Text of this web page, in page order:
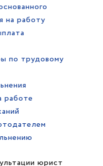
на работу
по трудовому
работе
юрист